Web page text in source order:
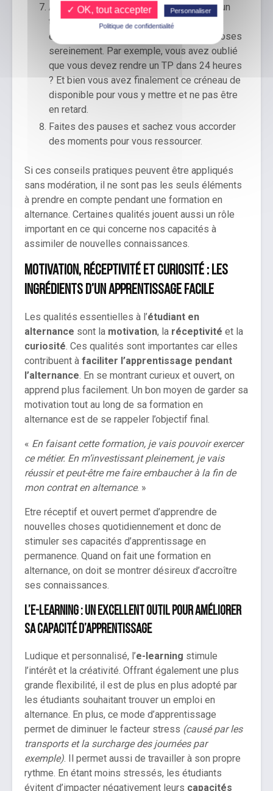
Anticipez les impondérables en gardant un
temps libre dans votre journée, qui le cas
échéant vous permettra d’aborder les choses
sereinement. Par exemple, vous avez oublié
que vous devez rendre un TP dans 24 heures
? Et bien vous avez finalement ce créneau de
disponible pour vous y mettre et ne pas être
en retard.
Faites des pauses et sachez vous accorder
des moments pour vous ressourcer.
Si ces conseils pratiques peuvent être appliqués
sans modération, il ne sont pas les seuls éléments
à prendre en compte pendant une formation en
alternance. Certaines qualités jouent aussi un rôle
important en ce qui concerne nos capacités à
assimiler de nouvelles connaissances.
Motivation, réceptivité et curiosité : les
ingrédients d’un apprentissage facile
Les qualités essentielles à l’étudiant en
alternance sont la motivation, la réceptivité et la
curiosité . Ces qualités sont importantes car elles
contribuent à faciliter l’apprentissage pendant
l’alternance . En se montrant curieux et ouvert, on
apprend plus facilement. Un bon moyen de garder sa
motivation tout au long de sa formation en
alternance est de se rappeler l’objectif final.
« En faisant cette formation, je vais pouvoir exercer
ce métier. En m’investissant pleinement, je vais
réussir et peut-être me faire embaucher à la fin de
mon contrat en alternance. »
Etre réceptif et ouvert permet d’apprendre de
nouvelles choses quotidiennement et donc de
stimuler ses capacités d’apprentissage en
permanence. Quand on fait une formation en
alternance, on doit se montrer désireux d’accroître
ses connaissances.
L’e-learning : un excellent outil pour améliorer
sa capacité d’apprentissage
Ludique et personnalisé, l’e-learning stimule
l’intérêt et la créativité. Offrant également une plus
grande flexibilité, il est de plus en plus adopté par
les étudiants souhaitant trouver un emploi en
alternance. En plus, ce mode d’apprentissage
permet de diminuer le facteur stress (causé par les
transports et la surcharge des journées par
exemple) . Il permet aussi de travailler à son propre
rythme. En étant moins stressés, les étudiants
évitent d’impacter négativement leurs capacités
✓ OK, tout accepter
Personnaliser
Politique de confidentialité